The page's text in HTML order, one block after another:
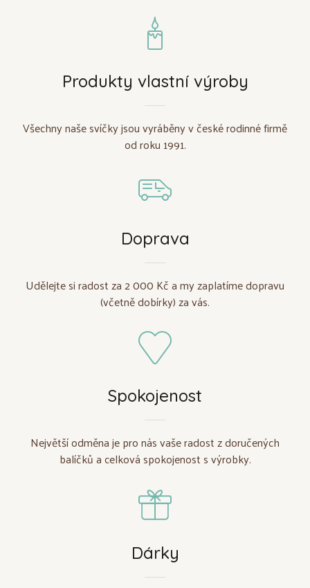
Produkty vlastní výroby
Všechny naše svíčky jsou vyráběny v české rodinné firmě
od roku 1991.
Doprava
Udělejte si radost za 2 000 Kč a my zaplatíme dopravu
(včetně dobírky) za vás.
Spokojenost
Největší odměna je pro nás vaše radost z doručených
balíčků a celková spokojenost s výrobky.
Dárky